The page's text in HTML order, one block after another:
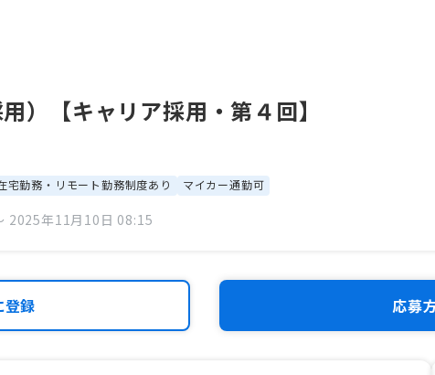
）【キャリア採用・第４回】
宅勤務・リモート勤務制度あり マイカー通勤可
2025年11月10日 08:15
応募
登録